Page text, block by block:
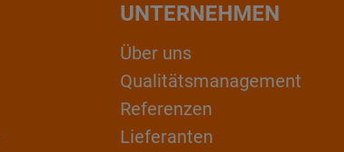
UNTERNEHMEN
Über uns
Qualitätsmanagement
Referenzen
Lieferanten